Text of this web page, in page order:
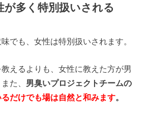
が多く特別扱いされる
でも、女性は特別扱いされます。
えるよりも、女性に教えた方が男
た、 男臭いプロジェクトチームの
だけでも場は自然と和みます。